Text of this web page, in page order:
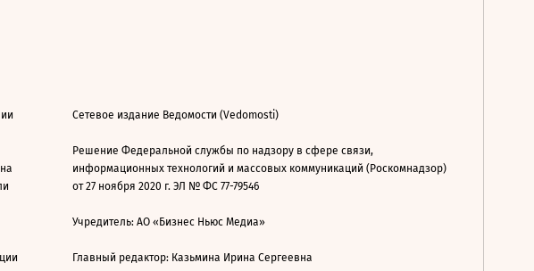
Сетевое издание Ведомости (Vedomosti)
Решение Федеральной службы по надзору в сфере связи,
информационных технологий и массовых коммуникаций (Роскомнадзор)
от 27 ноября 2020 г. ЭЛ № ФС 77-79546
Учредитель: АО «Бизнес Ньюс Медиа»
Главный редактор: Казьмина Ирина Сергеевна